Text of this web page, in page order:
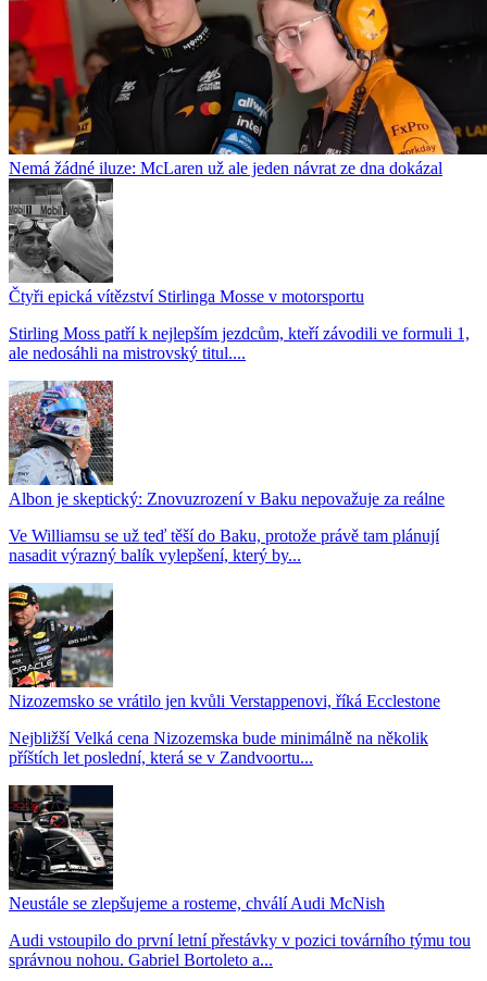
Nemá žádné iluze: McLaren už ale jeden návrat ze dna dokázal
Čtyři epická vítězství Stirlinga Mosse v motorsportu
Stirling Moss patří k nejlepším jezdcům, kteří závodili ve formuli 1,
ale nedosáhli na mistrovský titul....
Albon je skeptický: Znovuzrození v Baku nepovažuje za reálne
Ve Williamsu se už teď těší do Baku, protože právě tam plánují
nasadit výrazný balík vylepšení, který by...
Nizozemsko se vrátilo jen kvůli Verstappenovi, říká Ecclestone
Nejbližší Velká cena Nizozemska bude minimálně na několik
příštích let poslední, která se v Zandvoortu...
Neustále se zlepšujeme a rosteme, chválí Audi McNish
Audi vstoupilo do první letní přestávky v pozici továrního týmu tou
správnou nohou. Gabriel Bortoleto a...